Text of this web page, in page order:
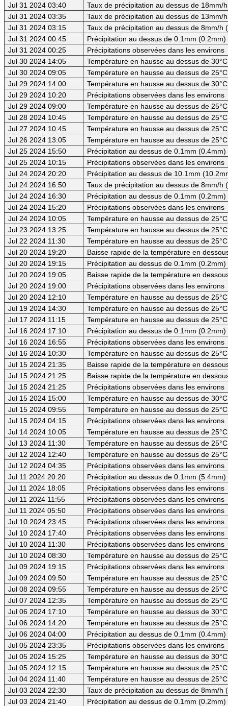
Jul 31 2024 03:40
Taux de précipitation au dessus de 18mm/
Jul 31 2024 03:35
Taux de précipitation au dessus de 13mm/
Jul 31 2024 03:15
Taux de précipitation au dessus de 8mm/h
Jul 31 2024 00:45
Précipitation au dessus de 0.1mm
Jul 31 2024 00:25
Précipitations observées dans les environs
Jul 30 2024 14:05
Température en hausse au dessus de
Jul 30 2024 09:05
Température en hausse au dessus de
Jul 29 2024 14:00
Température en hausse au dessus de
Jul 29 2024 10:20
Précipitations observées dans les environs
Jul 29 2024 09:00
Température en hausse au dessus de
Jul 28 2024 10:45
Température en hausse au dessus de
Jul 27 2024 10:45
Température en hausse au dessus de
Jul 26 2024 13:05
Température en hausse au dessus de
Jul 25 2024 15:50
Précipitation au dessus de 0.1mm
Jul 25 2024 10:15
Précipitations observées dans les environs
Jul 24 2024 20:20
Précipitation au dessus de 10.1mm
Jul 24 2024 16:50
Taux de précipitation au dessus de 8mm/h
Jul 24 2024 16:30
Précipitation au dessus de 0.1mm
Jul 24 2024 15:20
Précipitations observées dans les environs
Jul 24 2024 10:05
Température en hausse au dessus de
Jul 23 2024 13:25
Température en hausse au dessus de
Jul 22 2024 11:30
Température en hausse au dessus de
Jul 20 2024 19:20
Baisse rapide de la température en
Jul 20 2024 19:15
Précipitation au dessus de 0.1mm
Jul 20 2024 19:05
Baisse rapide de la température en
Jul 20 2024 19:00
Précipitations observées dans les environs
Jul 20 2024 12:10
Température en hausse au dessus de
Jul 19 2024 14:30
Température en hausse au dessus de
Jul 17 2024 11:15
Température en hausse au dessus de
Jul 16 2024 17:10
Précipitation au dessus de 0.1mm
Jul 16 2024 16:55
Précipitations observées dans les environs
Jul 16 2024 10:30
Température en hausse au dessus de
Jul 15 2024 21:35
Baisse rapide de la température en
Jul 15 2024 21:25
Baisse rapide de la température en
Jul 15 2024 21:25
Précipitations observées dans les environs
Jul 15 2024 15:00
Température en hausse au dessus de
Jul 15 2024 09:55
Température en hausse au dessus de
Jul 15 2024 04:15
Précipitations observées dans les environs
Jul 14 2024 10:05
Température en hausse au dessus de
Jul 13 2024 11:30
Température en hausse au dessus de
Jul 12 2024 12:40
Température en hausse au dessus de
Jul 12 2024 04:35
Précipitations observées dans les environs
Jul 11 2024 20:20
Précipitation au dessus de 0.1mm
Jul 11 2024 18:05
Précipitations observées dans les environs
Jul 11 2024 11:55
Précipitations observées dans les environs
Jul 11 2024 05:50
Précipitations observées dans les environs
Jul 10 2024 23:45
Précipitations observées dans les environs
Jul 10 2024 17:40
Précipitations observées dans les environs
Jul 10 2024 11:30
Précipitations observées dans les environs
Jul 10 2024 08:30
Température en hausse au dessus de
Jul 09 2024 19:15
Précipitations observées dans les environs
Jul 09 2024 09:50
Température en hausse au dessus de
Jul 08 2024 09:55
Température en hausse au dessus de
Jul 07 2024 12:35
Température en hausse au dessus de
Jul 06 2024 17:10
Température en hausse au dessus de
Jul 06 2024 14:20
Température en hausse au dessus de
Jul 06 2024 04:00
Précipitation au dessus de 0.1mm
Jul 05 2024 23:35
Précipitations observées dans les environs
Jul 05 2024 15:25
Température en hausse au dessus de
Jul 05 2024 12:15
Température en hausse au dessus de
Jul 04 2024 11:40
Température en hausse au dessus de
Jul 03 2024 22:30
Taux de précipitation au dessus de 8mm/h
Jul 03 2024 21:40
Précipitation au dessus de 0.1mm